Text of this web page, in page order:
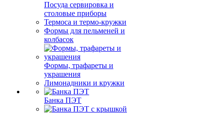
Посуда сервировка и
столовые приборы
Термоса и термо-кружки
Формы для пельменей и
колбасок
Формы, трафареты и
украшения
Лимонадники и кружки
Банка ПЭТ